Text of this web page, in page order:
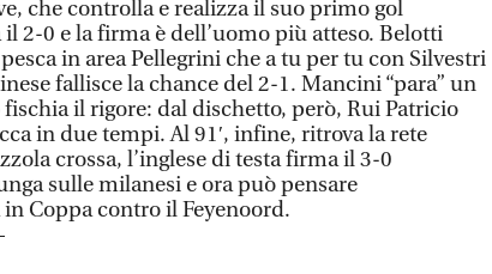
che controlla e realizza il suo primo gol
il 2-0 e la firma è dell’uomo più atteso. Belotti
in area Pellegrini che a tu per tu con Silvestri
fallisce la chance del 2-1. Mancini “para” un
il rigore: dal dischetto, però, Rui Patricio
in due tempi. Al 91′, infine, ritrova la rete
crossa, l’inglese di testa firma il 3-0
sulle milanesi e ora può pensare
Coppa contro il Feyenoord.